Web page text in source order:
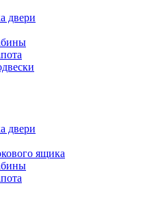
двери
двери
ящика